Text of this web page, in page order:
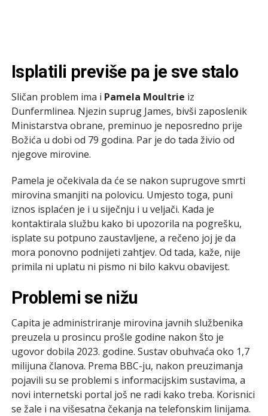
Isplatili previše pa je sve stalo
Sličan problem ima i Pamela Moultrie iz
Dunfermlinea. Njezin suprug James, bivši zaposlenik
Ministarstva obrane, preminuo je neposredno prije
Božića u dobi od 79 godina. Par je do tada živio od
njegove mirovine.
Pamela je očekivala da će se nakon suprugove smrti
mirovina smanjiti na polovicu. Umjesto toga, puni
iznos isplaćen je i u siječnju i u veljači. Kada je
kontaktirala službu kako bi upozorila na pogrešku,
isplate su potpuno zaustavljene, a rečeno joj je da
mora ponovno podnijeti zahtjev. Od tada, kaže, nije
primila ni uplatu ni pismo ni bilo kakvu obavijest.
Problemi se nižu
Capita je administriranje mirovina javnih službenika
preuzela u prosincu prošle godine nakon što je
ugovor dobila 2023. godine. Sustav obuhvaća oko 1,7
milijuna članova. Prema BBC-ju, nakon preuzimanja
pojavili su se problemi s informacijskim sustavima, a
novi internetski portal još ne radi kako treba. Korisnici
se žale i na višesatna čekanja na telefonskim linijama.